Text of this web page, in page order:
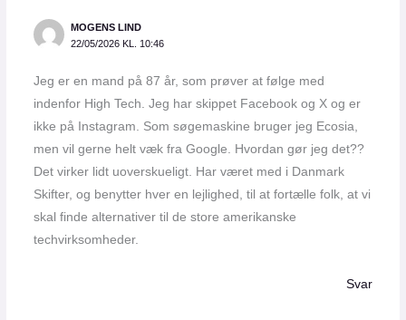
MOGENS LIND
22/05/2026 KL. 10:46
Jeg er en mand på 87 år, som prøver at følge med
indenfor High Tech. Jeg har skippet Facebook og X og er
ikke på Instagram. Som søgemaskine bruger jeg Ecosia,
men vil gerne helt væk fra Google. Hvordan gør jeg det??
Det virker lidt uoverskueligt. Har været med i Danmark
Skifter, og benytter hver en lejlighed, til at fortælle folk, at vi
skal finde alternativer til de store amerikanske
techvirksomheder.
Svar